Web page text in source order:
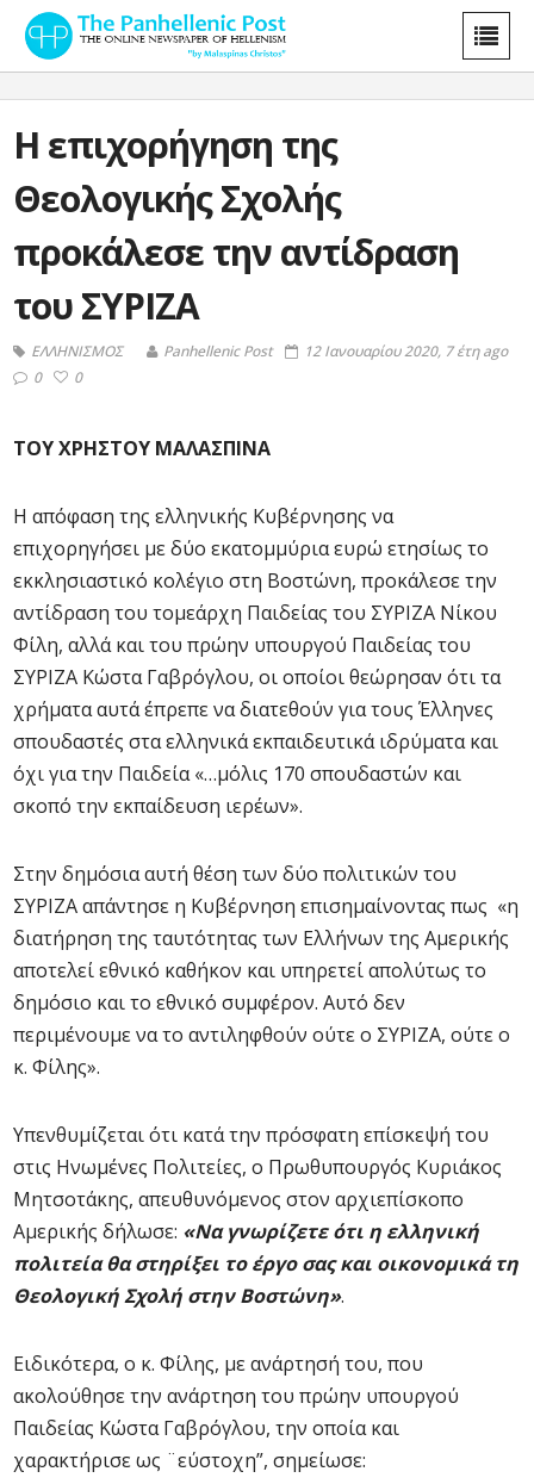
Η επιχορήγηση της
Θεολογικής Σχολής
προκάλεσε την αντίδραση
του ΣΥΡΙΖΑ
ΕΛΛΗΝΙΣΜΟΣ Panhellenic Post
12 Ιανουαρίου 2020, 7 έτη ago
0
0
ΤΟΥ ΧΡΗΣΤΟΥ ΜΑΛΑΣΠΙΝΑ
Η απόφαση της ελληνικής Κυβέρνησης να
επιχορηγήσει με δύο εκατομμύρια ευρώ ετησίως το
εκκλησιαστικό κολέγιο στη Βοστώνη, προκάλεσε την
αντίδραση του τομεάρχη Παιδείας του ΣΥΡΙΖΑ Νίκου
Φίλη, αλλά και του πρώην υπουργού Παιδείας του
ΣΥΡΙΖΑ Κώστα Γαβρόγλου, οι οποίοι θεώρησαν ότι τα
χρήματα αυτά έπρεπε να διατεθούν για τους Έλληνες
σπουδαστές στα ελληνικά εκπαιδευτικά ιδρύματα και
όχι για την Παιδεία «…μόλις 170 σπουδαστών και
σκοπό την εκπαίδευση ιερέων».
Στην δημόσια αυτή θέση των δύο πολιτικών του
ΣΥΡΙΖΑ απάντησε η Κυβέρνηση επισημαίνοντας πως «η
διατήρηση της ταυτότητας των Ελλήνων της Αμερικής
αποτελεί εθνικό καθήκον και υπηρετεί απολύτως το
δημόσιο και το εθνικό συμφέρον. Αυτό δεν
περιμένουμε να το αντιληφθούν ούτε ο ΣΥΡΙΖΑ, ούτε ο
κ. Φίλης».
Υπενθυμίζεται ότι κατά την πρόσφατη επίσκεψή του
στις Ηνωμένες Πολιτείες, ο Πρωθυπουργός Κυριάκος
Μητσοτάκης, απευθυνόμενος στον αρχιεπίσκοπο
Αμερικής δήλωσε: «Να γνωρίζετε ότι η ελληνική
πολιτεία θα στηρίξει το έργο σας και οικονομικά τη
Θεολογική Σχολή στην Βοστώνη».
Ειδικότερα, ο κ. Φίλης, με ανάρτησή του, που
ακολούθησε την ανάρτηση του πρώην υπουργού
Παιδείας Κώστα Γαβρόγλου, την οποία και
χαρακτήρισε ως ¨εύστοχη”, σημείωσε: